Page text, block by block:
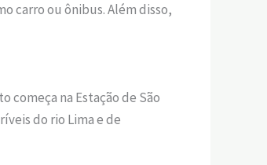
carro ou ônibus. Além disso,
começa na Estação de São
do rio Lima e de